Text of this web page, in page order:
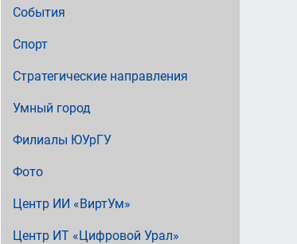
События
Спорт
Стратегические направления
Умный город
Филиалы ЮУрГУ
Фото
Центр ИИ «ВиртУм»
Центр ИТ «Цифровой Урал»